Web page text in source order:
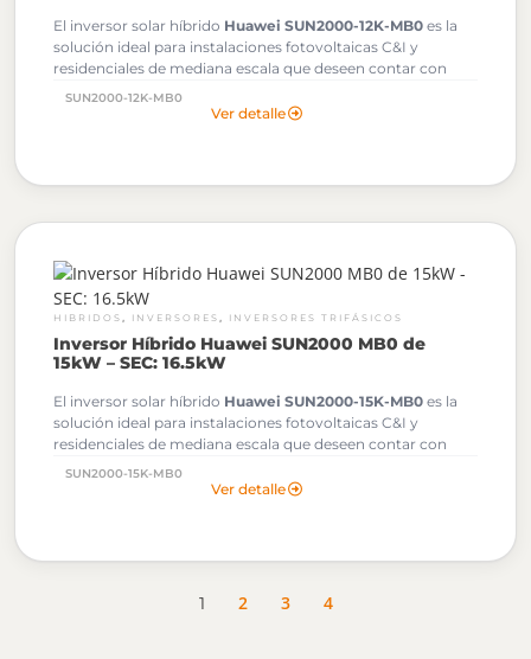
El inversor solar híbrido Huawei SUN2000-12K-MB0 es la
solución ideal para instalaciones fotovoltaicas C&I y
residenciales de mediana escala que deseen contar con
almacenamiento con baterías de litio LUNA2000.Potencia
máxima de salida AC (kW) en la SEC: 13.2kW
SUN2000-12K-MB0
Ver detalle
HIBRIDOS INVERSORES INVERSORES TRIFÁSICOS
Inversor Híbrido Huawei SUN2000 MB0 de
15kW – SEC: 16.5kW
El inversor solar híbrido Huawei SUN2000-15K-MB0 es la
solución ideal para instalaciones fotovoltaicas C&I y
residenciales de mediana escala que deseen contar con
almacenamiento con baterías de litio LUNA2000.Potencia
máxima de salida AC (kW) en la SEC: 16.5kW
SUN2000-15K-MB0
Ver detalle
1 2 3 4